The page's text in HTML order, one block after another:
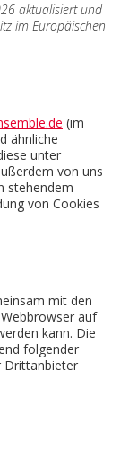
aktualisiert und
im Europäischen
(im
ähnliche
unter
von uns
stehendem
von Cookies
mit den
auf
kann. Die
folgender
Drittanbieter